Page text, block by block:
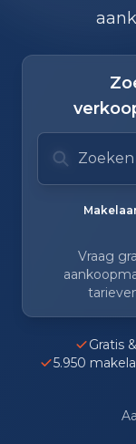
Zoek op
Typ om te
Vraag
Gratis
5.950